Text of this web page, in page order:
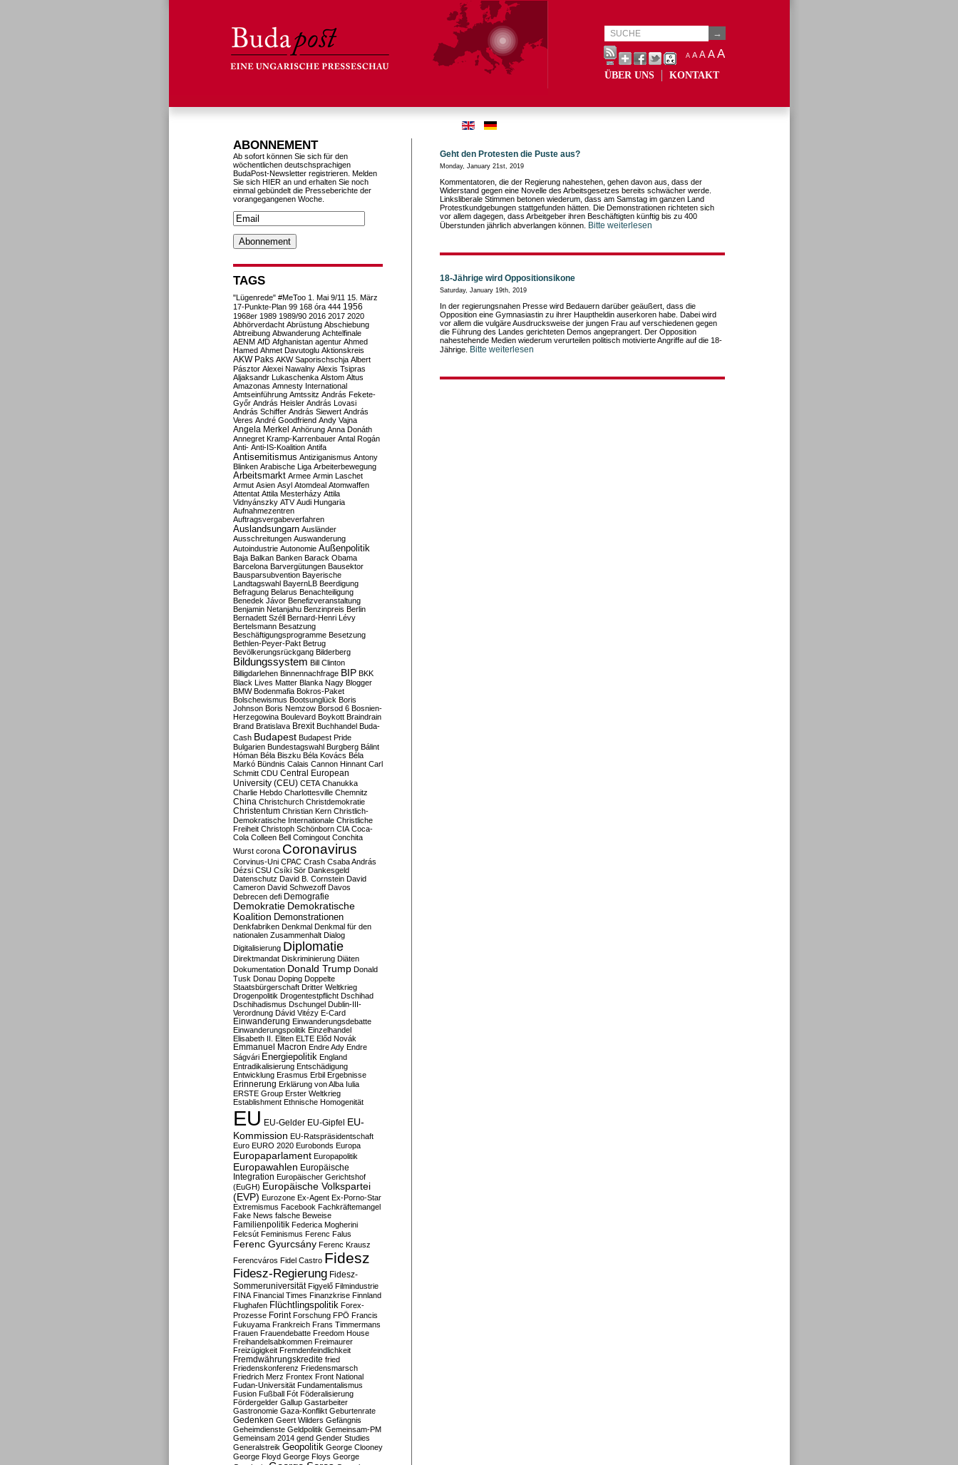
A A A AA
ÜBER UNS KONTAKT
Geht den Protesten die Puste aus?
Monday, January 21st, 2019
Kommentatoren, die der Regierung nahestehen, gehen davon aus, dass der
Widerstand gegen eine Novelle des Arbeitsgesetzes bereits schwächer werde.
Linksliberale Stimmen betonen wiederum, dass am Samstag im ganzen Land
Protestkundgebungen stattgefunden hätten. Die Demonstrationen richteten sich
vor allem dagegen, dass Arbeitgeber ihren Beschäftigten künftig bis zu 400
Überstunden jährlich abverlangen können.
Bitte weiterlesen
18-Jährige wird Oppositionsikone
Saturday, January 19th, 2019
In der regierungsnahen Presse wird Bedauern darüber geäußert, dass die
Opposition eine Gymnasiastin zu ihrer Hauptheldin auserkoren habe. Dabei wird
vor allem die vulgäre Ausdrucksweise der jungen Frau auf verschiedenen gegen
die Führung des Landes gerichteten Demos angeprangert. Der Opposition
nahestehende Medien wiederum verurteilen politisch motivierte Angriffe auf die 18-
Jährige.
Bitte weiterlesen
ABONNEMENT
Ab sofort können Sie sich für den
wöchentlichen deutschsprachigen
BudaPost-Newsletter registrieren. Melden
Sie sich HIER an und erhalten Sie noch
einmal gebündelt die Presseberichte der
vorangegangenen Woche.
TAGS
"Lügenrede" #MeToo 1. Mai 9/11 15. März
17-Punkte-Plan 99 168 óra 444 1956
1968er 1989 1989/90 2016 2017 2020
Abhörverdacht Abrüstung Abschiebung
Abtreibung Abwanderung Achtelfinale
AENM AfD Afghanistan agentur Ahmed
Hamed Ahmet Davutoglu Aktionskreis
AKW Paks AKW Saporischschja Albert
Pásztor Alexei Nawalny Alexis Tsipras
Aljaksandr Lukaschenka Alstom Altus
Amazonas Amnesty International
Amtseinführung Amtssitz András Fekete-
Győr András Heisler András Lovasi
András Schiffer András Siewert András
Veres André Goodfriend Andy Vajna
Angela Merkel Anhörung Anna Donáth
Annegret Kramp-Karrenbauer Antal Rogán
Anti- Anti-IS-Koalition Antifa
Antisemitismus Antiziganismus Antony
Blinken Arabische Liga Arbeiterbewegung
Arbeitsmarkt Armee Armin Laschet
Armut Asien Asyl Atomdeal Atomwaffen
Attentat Attila Mesterházy Attila
Vidnyánszky ATV Audi Hungaria
Aufnahmezentren
Auftragsvergabeverfahren
Auslandsungarn Ausländer
Ausschreitungen Auswanderung
Autoindustrie Autonomie Außenpolitik
Baja Balkan Banken Barack Obama
Barcelona Barvergütungen Bausektor
Bausparsubvention Bayerische
Landtagswahl BayernLB Beerdigung
Befragung Belarus Benachteiligung
Benedek Jávor Benefizveranstaltung
Benjamin Netanjahu Benzinpreis Berlin
Bernadett Széll Bernard-Henri Lévy
Bertelsmann Besatzung
Beschäftigungsprogramme Besetzung
Bethlen-Peyer-Pakt Betrug
Bevölkerungsrückgang Bilderberg
Bildungssystem Bill Clinton
Billigdarlehen Binnennachfrage BIP BKK
Black Lives Matter Blanka Nagy Blogger
BMW Bodenmafia Bokros-Paket
Bolschewismus Bootsunglück Boris
Johnson Boris Nemzow Borsod 6 Bosnien-
Herzegowina Boulevard Boykott Braindrain
Brand Bratislava Brexit Buchhandel Buda-
Cash Budapest Budapest Pride
Bulgarien Bundestagswahl Burgberg Bálint
Hóman Béla Biszku Béla Kovács Béla
Markó Bündnis Calais Cannon Hinnant Carl
Schmitt CDU Central European
University (CEU) CETA Chanukka
Charlie Hebdo Charlottesville Chemnitz
China Christchurch Christdemokratie
Christentum Christian Kern Christlich-
Demokratische Internationale Christliche
Freiheit Christoph Schönborn CIA Coca-
Cola Colleen Bell Comingout Conchita
Wurst corona Coronavirus
Corvinus-Uni CPAC Crash Csaba András
Dézsi CSU Csíki Sör Dankesgeld
Datenschutz David B. Cornstein David
Cameron David Schwezoff Davos
Debrecen defi Demografie
Demokratie Demokratische
Koalition Demonstrationen
Denkfabriken Denkmal Denkmal für den
nationalen Zusammenhalt Dialog
Digitalisierung Diplomatie
Direktmandat Diskriminierung Diäten
Dokumentation Donald Trump Donald
Tusk Donau Doping Doppelte
Staatsbürgerschaft Dritter Weltkrieg
Drogenpolitik Drogentestpflicht Dschihad
Dschihadismus Dschungel Dublin-III-
Verordnung Dávid Vitézy E-Card
Einwanderung Einwanderungsdebatte
Einwanderungspolitik Einzelhandel
Elisabeth II. Eliten ELTE Előd Novák
Emmanuel Macron Endre Ady Endre
Ságvári Energiepolitik England
Entradikalisierung Entschädigung
Entwicklung Erasmus Erbil Ergebnisse
Erinnerung Erklärung von Alba Iulia
ERSTE Group Erster Weltkrieg
Establishment Ethnische Homogenität
EU EU-Gelder EU-Gipfel EU-
Kommission EU-Ratspräsidentschaft
Euro EURO 2020 Eurobonds Europa
Europaparlament Europapolitik
Europawahlen Europäische
Integration Europäischer Gerichtshof
(EuGH) Europäische Volkspartei
(EVP) Eurozone Ex-Agent Ex-Porno-Star
Extremismus Facebook Fachkräftemangel
Fake News falsche Beweise
Familienpolitik Federica Mogherini
Felcsút Feminismus Ferenc Falus
Ferenc Gyurcsány Ferenc Krausz
Ferencváros Fidel Castro Fidesz
Fidesz-Regierung Fidesz-
Sommeruniversität Figyelő Filmindustrie
FINA Financial Times Finanzkrise Finnland
Flughafen Flüchtlingspolitik Forex-
Prozesse Forint Forschung FPÖ Francis
Fukuyama Frankreich Frans Timmermans
Frauen Frauendebatte Freedom House
Freihandelsabkommen Freimaurer
Freizügigkeit Fremdenfeindlichkeit
Fremdwährungskredite fried
Friedenskonferenz Friedensmarsch
Friedrich Merz Frontex Front National
Fudan-Universität Fundamentalismus
Fusion Fußball Fót Föderalisierung
Fördergelder Gallup Gastarbeiter
Gastronomie Gaza-Konflikt Geburtenrate
Gedenken Geert Wilders Gefängnis
Geheimdienste Geldpolitik Gemeinsam-PM
Gemeinsam 2014 gend Gender Studies
Generalstreik Geopolitik George Clooney
George Floyd George Floys George